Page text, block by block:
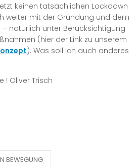
keinen tatsächlichen Lockdown
weiter mit der Gründung und dem
– natürlich unter Berücksichtigung
(hier der Link zu unserem
). Was soll ich auch anderes
! Oliver Trisch
BEWEGUNG